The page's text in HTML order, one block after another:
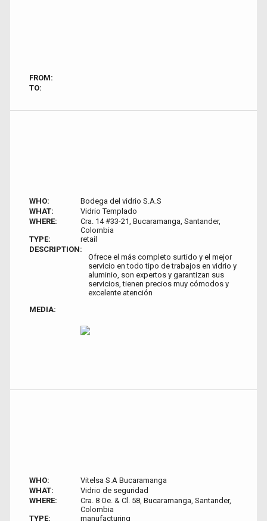
FROM:
TO:
WHO:
Bodega del vidrio S.A.S
WHAT:
Vidrio Templado
WHERE:
Cra. 14 #33-21, Bucaramanga, Santander,
Colombia
TYPE:
retail
DESCRIPTION:
Ofrece el más completo surtido y el mejor
servicio en todo tipo de trabajos en vidrio y
aluminio, son expertos y garantizan sus
servicios, tienen precios muy cómodos y
excelente atención
MEDIA:
WHO:
Vitelsa S.A Bucaramanga
WHAT:
Vidrio de seguridad
WHERE:
Cra. 8 Oe. & Cl. 58, Bucaramanga, Santander,
Colombia
TYPE:
manufacturing